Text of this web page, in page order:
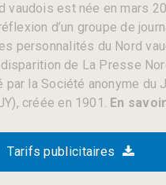
vaudois est née en mars
d’un groupe de
personnalités du Nord
de La Presse
par la Société anonyme du
créée en 1901. En
Tarifs publicitaires